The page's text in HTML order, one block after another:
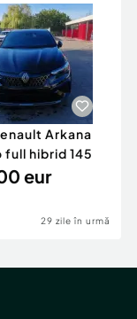
Arkana
full hibrid 145
eur
29 zile în urmă